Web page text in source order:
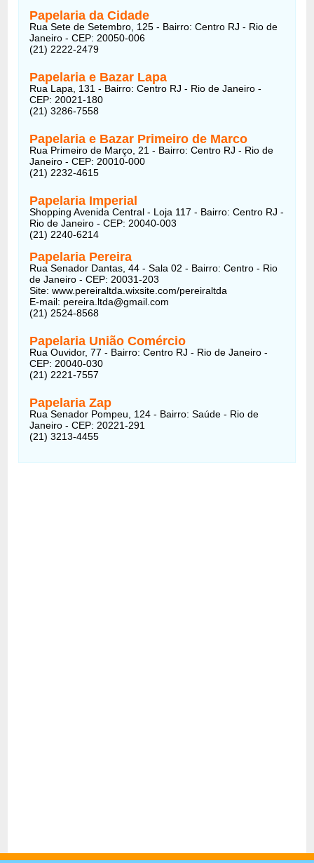
Papelaria da Cidade
Rua Sete de Setembro, 125 - Bairro: Centro RJ - Rio de
Janeiro - CEP: 20050-006
(21) 2222-2479
Papelaria e Bazar Lapa
Rua Lapa, 131 - Bairro: Centro RJ - Rio de Janeiro -
CEP: 20021-180
(21) 3286-7558
Papelaria e Bazar Primeiro de Marco
Rua Primeiro de Março, 21 - Bairro: Centro RJ - Rio de
Janeiro - CEP: 20010-000
(21) 2232-4615
Papelaria Imperial
Shopping Avenida Central - Loja 117 - Bairro: Centro RJ -
Rio de Janeiro - CEP: 20040-003
(21) 2240-6214
Papelaria Pereira
Rua Senador Dantas, 44 - Sala 02 - Bairro: Centro - Rio
de Janeiro - CEP: 20031-203
Site: www.pereiraltda.wixsite.com/pereiraltda
E-mail: pereira.ltda@gmail.com
(21) 2524-8568
Papelaria União Comércio
Rua Ouvidor, 77 - Bairro: Centro RJ - Rio de Janeiro -
CEP: 20040-030
(21) 2221-7557
Papelaria Zap
Rua Senador Pompeu, 124 - Bairro: Saúde - Rio de
Janeiro - CEP: 20221-291
(21) 3213-4455